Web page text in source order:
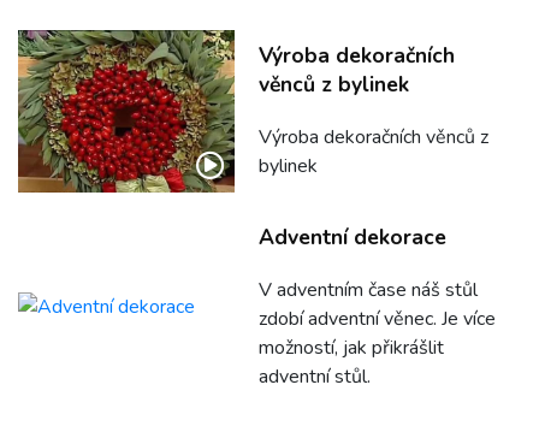
Výroba dekoračních
věnců z bylinek
Výroba dekoračních věnců z
bylinek
Adventní dekorace
V adventním čase náš stůl
zdobí adventní věnec. Je více
možností, jak přikrášlit
adventní stůl.